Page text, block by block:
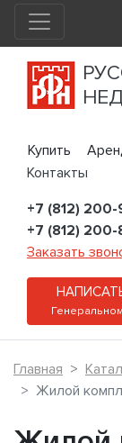
Купить
Контакты
+7 (812)
+7 (812)
Заказать
Главная
Жилой